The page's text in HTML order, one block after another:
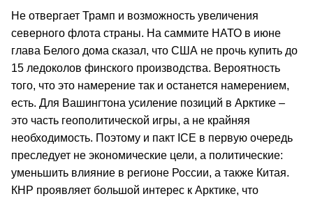
Не отвергает Трамп и возможность увеличения
северного флота страны. На саммите НАТО в июне
глава Белого дома сказал, что США не прочь купить до
15 ледоколов финского производства. Вероятность
того, что это намерение так и останется намерением,
есть. Для Вашингтона усиление позиций в Арктике –
это часть геополитической игры, а не крайняя
необходимость. Поэтому и пакт ICE в первую очередь
преследует не экономические цели, а политические:
уменьшить влияние в регионе России, а также Китая.
КНР проявляет большой интерес к Арктике, что